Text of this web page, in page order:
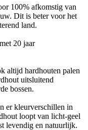
100% afkomstig van
Dit is beter voor het
land.
20 jaar
altijd hardhouten palen
uitsluitend
bossen.
er kleurverschillen in
loopt van licht-geel
levendig en natuurlijk.